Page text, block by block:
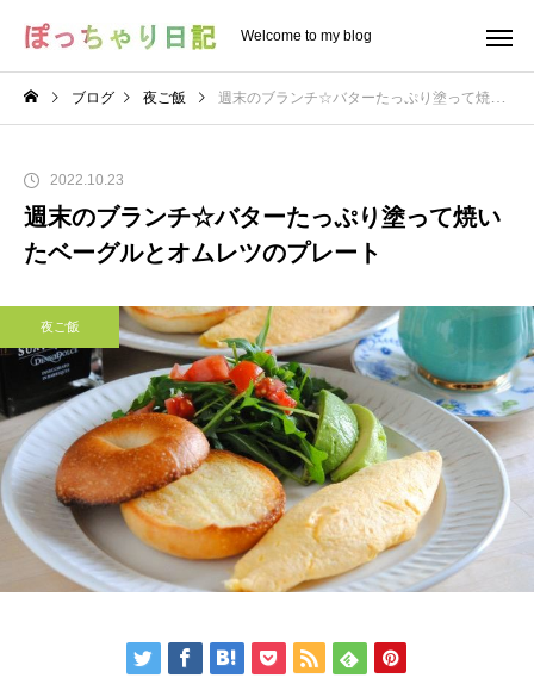
Welcome to my blog
ブログ 夜ご飯 週末のブランチ☆バターたっぷり塗って焼いたベーグルとオムレツのプレート
2022.10.23
週末のブランチ☆バターたっぷり塗って焼い
たベーグルとオムレツのプレート
夜ご飯